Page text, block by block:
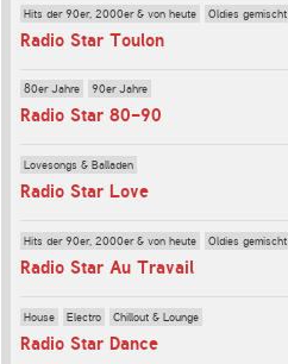
Hits der 90er, 2000er & von heute Oldies gemischt
Radio Star Toulon
80er Jahre 90er Jahre
Radio Star 80-90
Lovesongs & Balladen
Radio Star Love
Hits der 90er, 2000er & von heute Oldies gemischt
Radio Star Au Travail
House Electro Chillout & Lounge
Radio Star Dance